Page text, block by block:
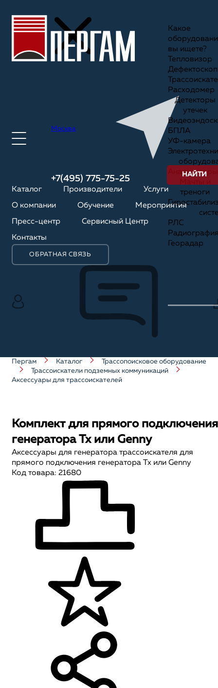
Москва
+7(495) 775-75-25
Каталог Производители Услуги
О компании Обучение Мероприятия
Пресс-центр Сервисный Центр
Контакты
ОБРАТНАЯ СВЯЗЬ
Какое
вы ищете?
Тепловизор
Дефектоскоп
Расходомер
Детекторы
утечек
БПЛА
УФ-камера
Анализаторы
треноги
РЛС
Георадар
НАЙТИ
Пергам Каталог
Трассопоисковое оборудование
Трассоискатели подземных коммуникаций
Аксессуары для трассоискателей
Комплект для прямого подключения
генератора Тх или Genny
Аксессуары для генератора трассоискателя для
прямого подключения генератора Тх или Genny
Код товара: 21680